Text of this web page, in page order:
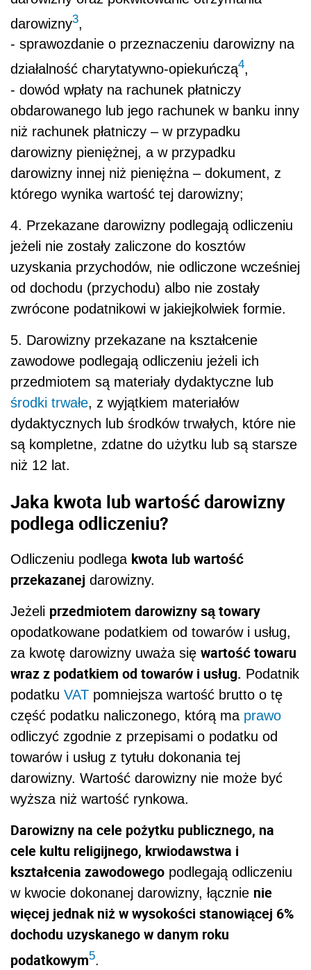
darowizny3,
- sprawozdanie o przeznaczeniu darowizny na
działalność charytatywno-opiekuńczą4,
- dowód wpłaty na rachunek płatniczy
obdarowanego lub jego rachunek w banku inny
niż rachunek płatniczy – w przypadku
darowizny pieniężnej, a w przypadku
darowizny innej niż pieniężna – dokument, z
którego wynika wartość tej darowizny;
4. Przekazane darowizny podlegają odliczeniu
jeżeli nie zostały zaliczone do kosztów
uzyskania przychodów, nie odliczone wcześniej
od dochodu (przychodu) albo nie zostały
zwrócone podatnikowi w jakiejkolwiek formie.
5. Darowizny przekazane na kształcenie
zawodowe podlegają odliczeniu jeżeli ich
przedmiotem są materiały dydaktyczne lub
środki trwałe, z wyjątkiem materiałów
dydaktycznych lub środków trwałych, które nie
są kompletne, zdatne do użytku lub są starsze
niż 12 lat.
Jaka kwota lub wartość darowizny
podlega odliczeniu?
Odliczeniu podlega kwota lub wartość
przekazanej darowizny.
Jeżeli przedmiotem darowizny są towary
opodatkowane podatkiem od towarów i usług,
za kwotę darowizny uważa się wartość towaru
wraz z podatkiem od towarów i usług. Podatnik
podatku VAT pomniejsza wartość brutto o tę
część podatku naliczonego, którą ma prawo
odliczyć zgodnie z przepisami o podatku od
towarów i usług z tytułu dokonania tej
darowizny. Wartość darowizny nie może być
wyższa niż wartość rynkowa.
Darowizny na cele pożytku publicznego, na
cele kultu religijnego, krwiodawstwa i
kształcenia zawodowego podlegają odliczeniu
w kwocie dokonanej darowizny, łącznie nie
więcej jednak niż w wysokości stanowiącej 6%
dochodu uzyskanego w danym roku
podatkowym5.